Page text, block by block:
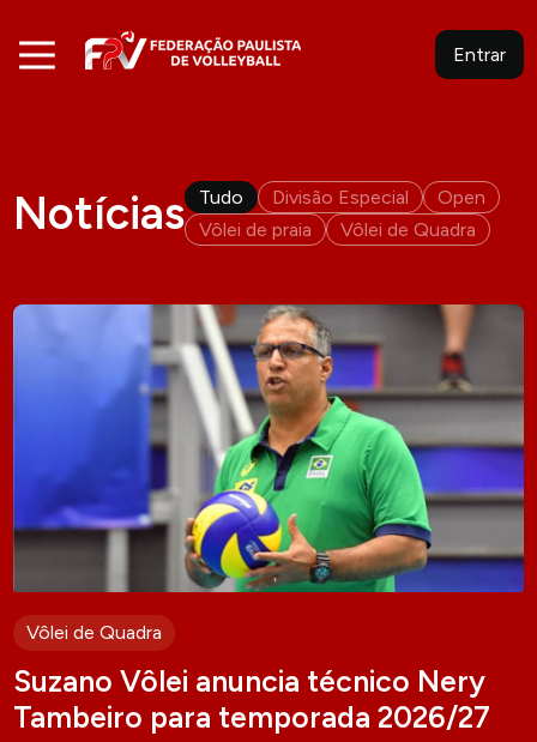
Entrar
Notícias Tudo Divisão Especial
Open
Vôlei de praia
Vôlei de Quadra
Vôlei de Quadra
Suzano Vôlei anuncia técnico Nery
Tambeiro para temporada 2026/27